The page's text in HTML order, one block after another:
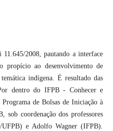
2008, pautando a interface
propício ao desenvolvimento de
indígena. É resultado das
dentro do IFPB - Conhecer e
de Bolsas de Iniciação à
coordenação dos professores
UFPB) e Adolfo Wagner (IFPB).